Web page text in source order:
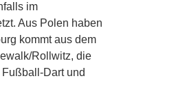
im
Aus Polen haben
kommt aus dem
Rollwitz, die
Dart und